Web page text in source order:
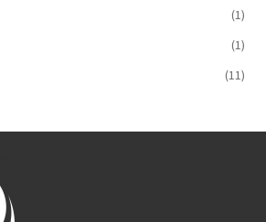
(1)
(1)
(11)